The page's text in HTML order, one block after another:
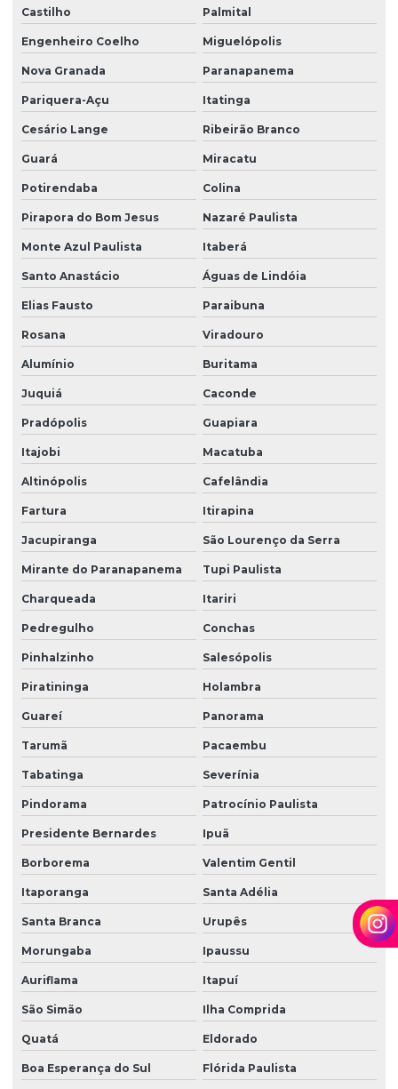
Serviços de portaria e limpeza
Serviços de portaria e recepção
Serviços de recepção e portaria
Serviços de terceirização de recepção
Serviços de zeladoria limpeza
Serviços de zeladoria e segurança em condomínios
Sistema de portaria virtual
Soluções em facilities
Terceirização de limpeza
Terceirização de zeladoria
Terceirizada de limpeza
Torre de monitoramento
Trabalho em altura limpeza de fachada
Trabalho em altura limpeza de vidros
Zelador terceirizado
Zeladoria condominial
Zeladoria de condomínios
Zeladoria e limpeza
Castilho Palmital
Engenheiro Coelho Miguelópolis
Nova Granada Paranapanema
Pariquera-Açu Itatinga
Cesário Lange Ribeirão Branco
Guará Miracatu
Potirendaba Colina
Pirapora do Bom Jesus Nazaré Paulista
Monte Azul Paulista Itaberá
Santo Anastácio Águas de Lindóia
Elias Fausto Paraibuna
Rosana Viradouro
Alumínio Buritama
Juquiá Caconde
Pradópolis Guapiara
Itajobi Macatuba
Altinópolis Cafelândia
Fartura Itirapina
Jacupiranga São Lourenço da Serra
Mirante do Paranapanema Tupi Paulista
Charqueada Itariri
Pedregulho Conchas
Pinhalzinho Salesópolis
Piratininga Holambra
Guareí Panorama
Tarumã Pacaembu
Tabatinga Severínia
Pindorama Patrocínio Paulista
Presidente Bernardes Ipuã
Borborema Valentim Gentil
Itaporanga Santa Adélia
Santa Branca Urupês
Morungaba Ipaussu
Auriflama Itapuí
São Simão Ilha Comprida
Quatá Eldorado
Boa Esperança do Sul Flórida Paulista